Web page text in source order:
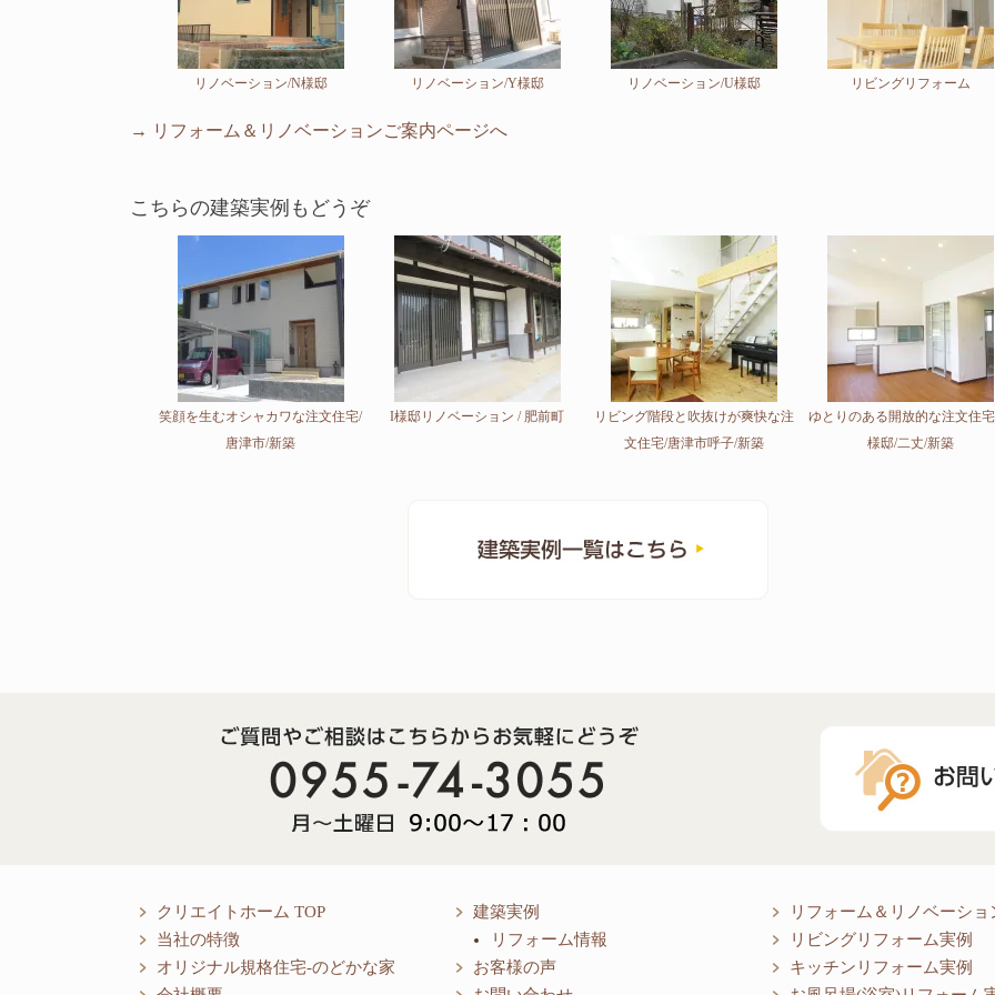
リノベーション/N様邸 リノベーション/Y様邸 リノベーション/U様邸 リビングリフォーム
→ リフォーム＆リノベーションご案内ページへ
こちらの建築実例もどうぞ
笑顔を生むオシャカワな注文住宅/
唐津市/新築
I様邸リノベーション / 肥前町
リビング階段と吹抜けが爽快な注
文住宅/唐津市呼子/新築
ゆとりのある開放的な注文住
様邸/二丈/新築
クリエイトホーム TOP
当社の特徴
オリジナル規格住宅-のどかな家
建築実例
リフォーム情報
お客様の声
リフォーム＆リノベーショ
リビングリフォーム実例
キッチンリフォーム実例